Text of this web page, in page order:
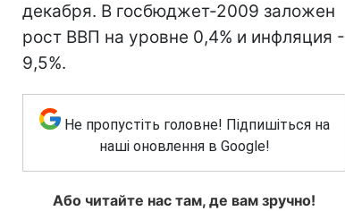
декабря. В госбюджет-2009 заложен
рост ВВП на уровне 0,4% и инфляция -
9,5%.
Не пропустіть головне! Підпишіться на
наші оновлення в Google!
Або читайте нас там, де вам зручно!